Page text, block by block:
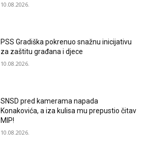
10.08.2026.
PSS Gradiška pokrenuo snažnu inicijativu
za zaštitu građana i djece
10.08.2026.
SNSD pred kamerama napada
Konakovića, a iza kulisa mu prepustio čitav
MIP!
10.08.2026.